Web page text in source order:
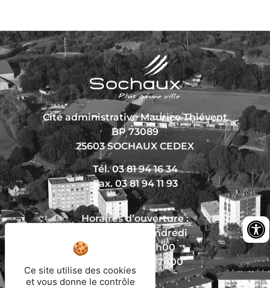
Cité administrative Maurice Thiévent
BP 73089
25603 SOCHAUX CEDEX
Tél. 03 81 94 16 34
Fax. 03 81 94 11 93
Horaires d’ouverture :
Du lundi au vendredi
De 8h30 à 12h00
Et de 13h30 à 17h00
Ce site utilise des cookies
et vous donne le contrôle